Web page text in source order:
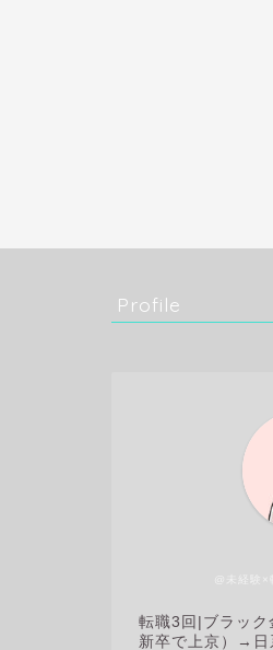
Profile
@未経験
転職3回| ブラッ
新卒で上京）→